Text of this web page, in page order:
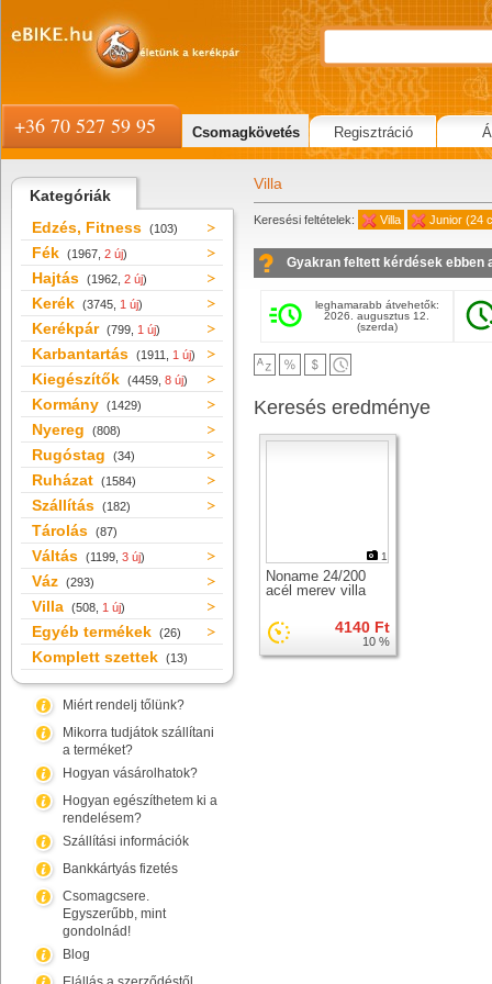
Kategóriák
Edzés, Fitness (103)
Fék (1967, 2 új)
Hajtás (1962, 2 új)
Kerék (3745, 1 új)
Kerékpár (799, 1 új)
Karbantartás (1911, 1 új)
Kiegészítők (4459, 8 új)
Kormány (1429)
Nyereg (808)
Rugóstag (34)
Ruházat (1584)
Szállítás (182)
Tárolás (87)
Váltás (1199, 3 új)
Váz (293)
Villa (508, 1 új)
Egyéb termékek (26)
Komplett szettek (13)
Miért rendelj tőlünk?
Mikorra tudjátok szállítani
a terméket?
Hogyan vásárolhatok?
Hogyan egészíthetem ki a
rendelésem?
Szállítási információk
Bankkártyás fizetés
Csomagcsere.
Egyszerűbb, mint
gondolnád!
Blog
Villa
Keresési feltételek: Villa Junior (24
Gyakran feltett kérdések ebben
leghamarabb átvehetők:
2026. augusztus 12.
(szerda)
Keresés eredménye
1
Noname 24/200
acél merev villa
4140 Ft
10 %
+36 70 527 59 95 Csomagkövetés Regisztráció